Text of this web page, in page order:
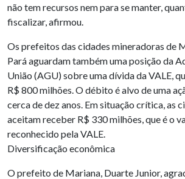
não tem recursos nem para se manter,
fiscalizar, afirmou.
Os prefeitos das cidades mineradoras de
Pará aguardam também uma posição da
União (AGU) sobre uma dívida da VALE,
R$ 800 milhões. O débito é alvo de uma
cerca de dez anos. Em situação crítica, as
aceitam receber R$ 330 milhões, que é o
reconhecido pela VALE.
Diversificação econômica
O prefeito de Mariana, Duarte Junior,